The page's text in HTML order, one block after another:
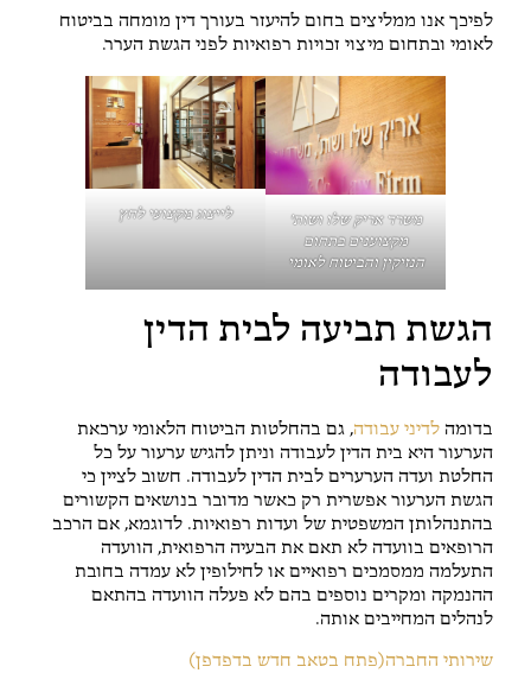
לפיכך אנו ממליצים בחום להיעזר בעורך דין מומחה בביטוח
לאומי ובתחום מיצוי זכויות רפואיות לפני הגשת הערר.
משרד אריק שלו ושות'
מקצוענים בתחום
הנזיקין והביטוח לאומי
לייצוג מקצועי לחץ
הגשת תביעה לבית הדין
לעבודה
בדומה לדיני עבודה, גם בהחלטות הביטוח הלאומי ערכאת
הערעור היא בית הדין לעבודה וניתן להגיש ערעור על כל
החלטת ועדה הערערים לבית הדין לעבודה. חשוב לציין כי
הגשת הערעור אפשרית רק כאשר מדובר בנושאים הקשורים
בהתנהלותן המשפטית של ועדות רפואיות. לדוגמא, אם הרכב
הרופאים בוועדה לא תאם את הבעיה הרפואית, הוועדה
התעלמה ממסמכים רפואיים או לחילופין לא עמדה בחובת
ההנמקה ומקרים נוספים בהם לא פעלה הוועדה בהתאם
לנהלים המחייבים אותה.
שירותי החברה(פתח בטאב חדש בדפדפן)